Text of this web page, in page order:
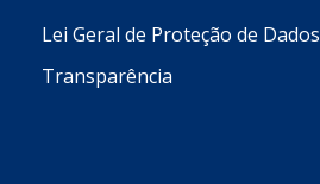
Lei Geral de Proteção de Dados
Transparência